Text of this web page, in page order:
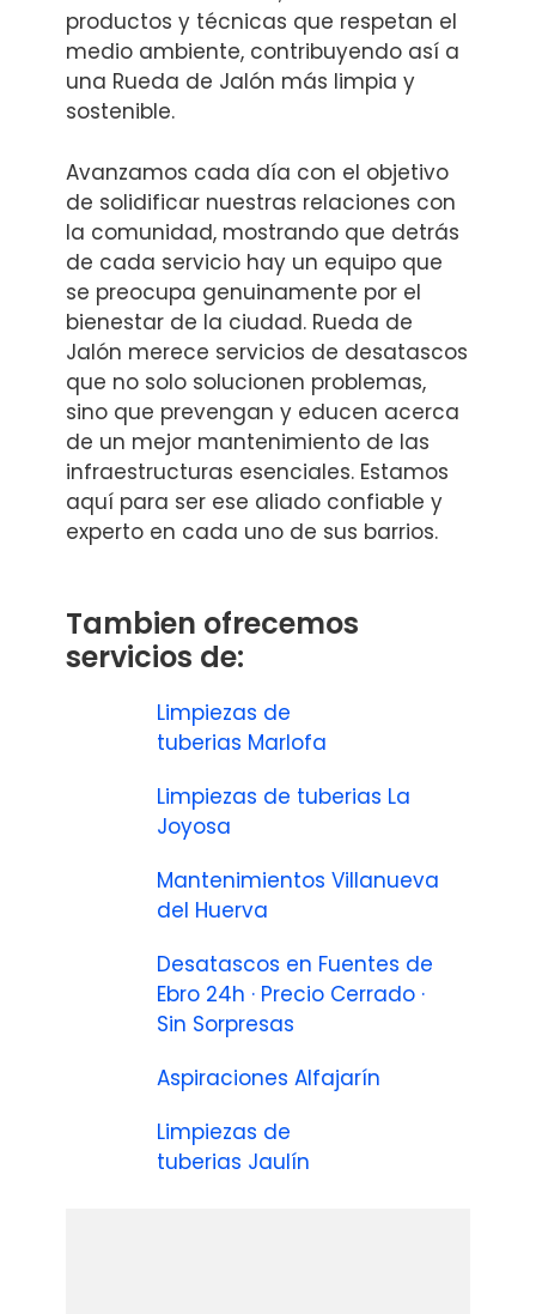
productos y técnicas que respetan el
medio ambiente, contribuyendo así a
una Rueda de Jalón más limpia y
sostenible.
Avanzamos cada día con el objetivo
de solidificar nuestras relaciones con
la comunidad, mostrando que detrás
de cada servicio hay un equipo que
se preocupa genuinamente por el
bienestar de la ciudad. Rueda de
Jalón merece servicios de desatascos
que no solo solucionen problemas,
sino que prevengan y educen acerca
de un mejor mantenimiento de las
infraestructuras esenciales. Estamos
aquí para ser ese aliado confiable y
experto en cada uno de sus barrios.
Tambien ofrecemos
servicios de:
Limpiezas de
tuberias Marlofa
Limpiezas de tuberias La
Joyosa
Mantenimientos Villanueva
del Huerva
Desatascos en Fuentes de
Ebro 24h · Precio Cerrado ·
Sin Sorpresas
Aspiraciones Alfajarín
Limpiezas de
tuberias Jaulín